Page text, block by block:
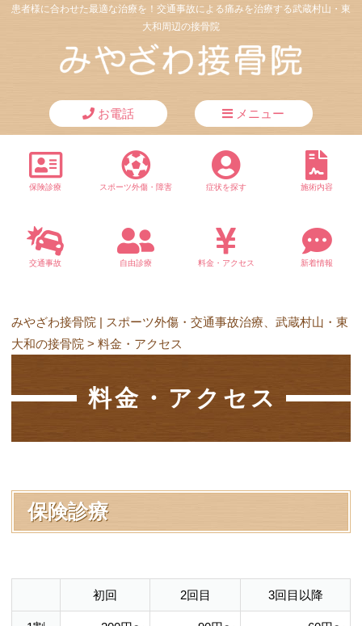
患者様に合わせた最適な治療を！交通事故による痛みを治療する武蔵村山・東
大和周辺の接骨院
お電話 メニュー
保険診療 スポーツ外傷・障害 症状を探す 施術内容
交通事故 自由診療 料金・アクセス 新着情報
みやざわ接骨院 | スポーツ外傷・交通事故治療、武蔵村山・東
大和の接骨院 > 料金・アクセス
料金・アクセス
保険診療
初回 2回目 3回目以降